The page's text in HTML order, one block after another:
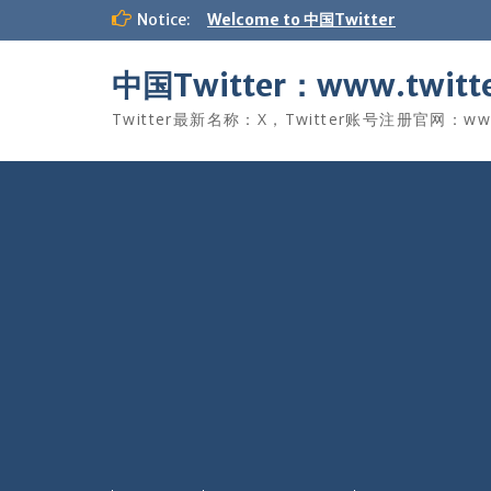
Notice: Welcome to 中国Twitter
中国Twitter：
Twitter最新名称：X，Twitter账号注册官网：